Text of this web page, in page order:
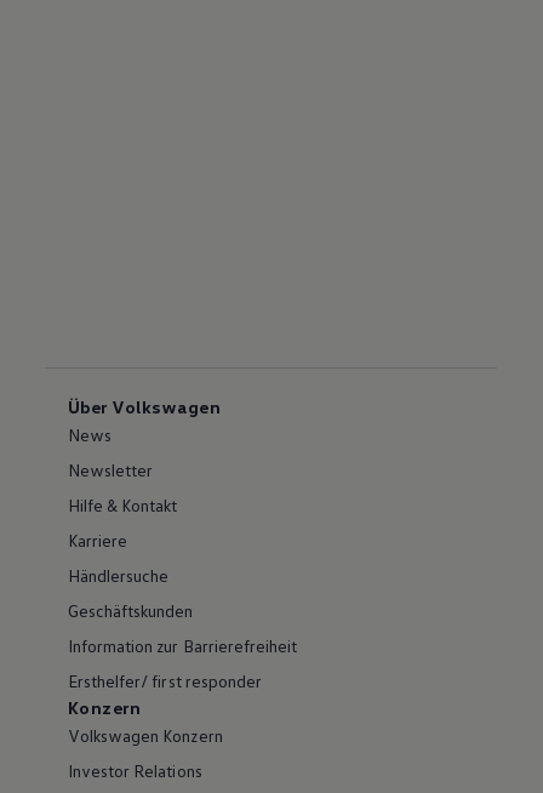
Über Volkswagen
News
Newsletter
Hilfe & Kontakt
Karriere
Händlersuche
Geschäftskunden
Information zur Barrierefreiheit
Ersthelfer/ first responder
Konzern
Volkswagen Konzern
Investor Relations